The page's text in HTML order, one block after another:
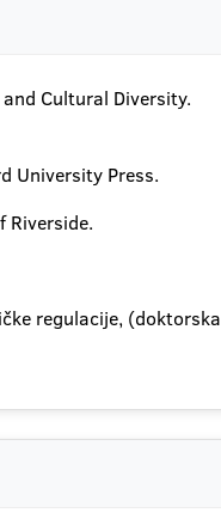
Cultural Diversity.
University Press.
Riverside.
regulacije, (doktorska